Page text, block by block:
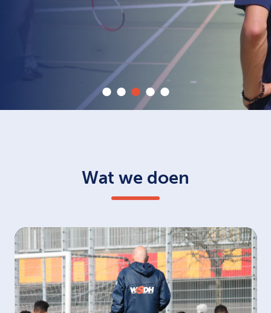
Wat we doen